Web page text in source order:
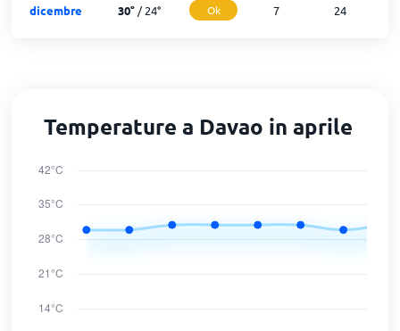
dicembre 30°/24° Ok 7 24
Temperature a Davao in aprile